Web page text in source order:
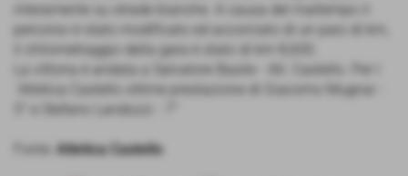
il chilometraggio della gara è stato di km 8,600.
´Atletica Castello ottime prestazione di Giacomo Mugnai -
Atletica Castello